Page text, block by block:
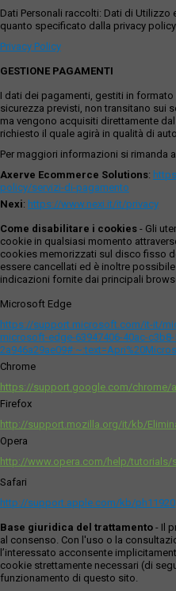
Dati Personali raccolti: Dati di
quanto specificato dalla privacy
Privacy Policy
GESTIONE PAGAMENTI
I dati dei pagamenti, gestiti in
sicurezza previsti, non transitano sui
ma vengono acquisiti direttamente
richiesto il quale agirà in qualità di
Per maggiori informazioni si rimanda
Axerve Ecommerce Solutions:
policy/servizi-di-pagamento
Nexi: https://www.nexi.it/it/privacy
Come disabilitare i cookies - Gli
cookie in qualsiasi momento
cookies memorizzati sul disco fisso
essere cancellati ed è inoltre
indicazioni fornite dai principali
Microsoft Edge
https://support.microsoft.com/it-it/
microsoft-edge-63947406-40ac-
Chrome
https://support.google.com/chrome/
Firefox
http://support.mozilla.org/it/kb/
Opera
http://www.opera.com/help/tutorials/
Safari
http://support.apple.com/kb/ph11920
Base giuridica del trattamento - Il
al consenso. Con l'uso o la
l’interessato acconsente
cookie strettamente necessari (di
funzionamento di questo sito.